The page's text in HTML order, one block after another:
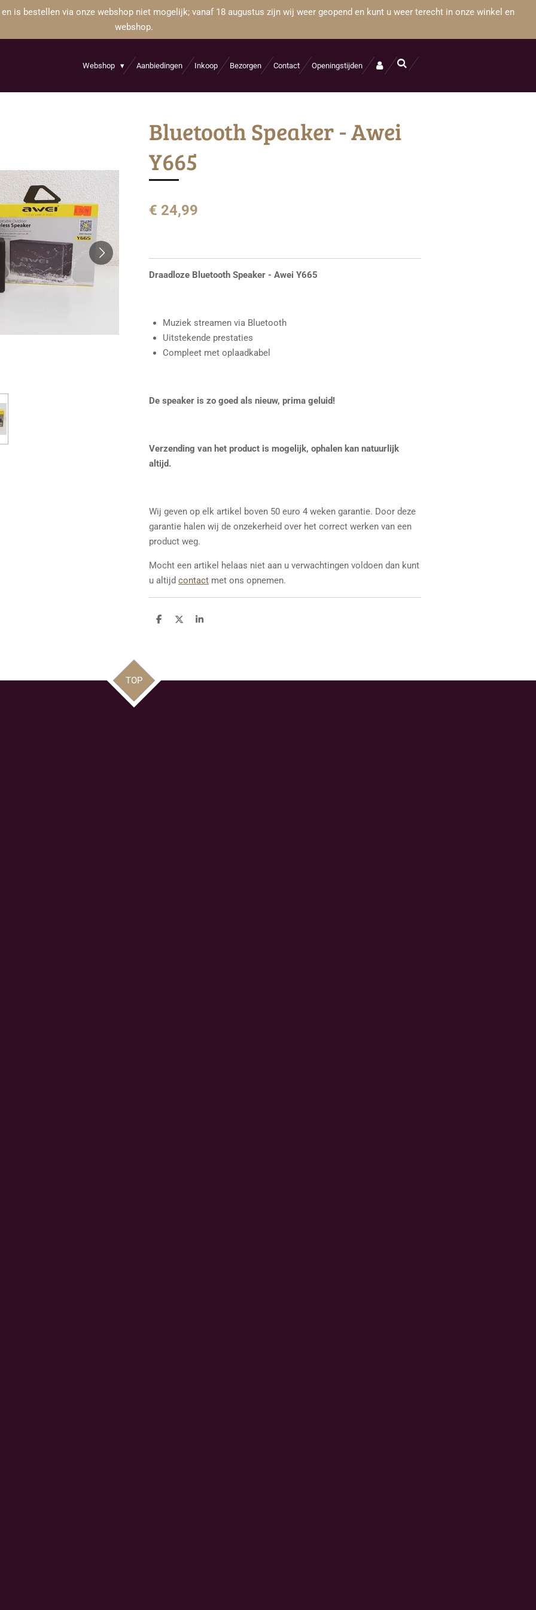
is bestellen via onze webshop niet mogelijk; vanaf 18 augustus zijn wij weer geopend en kunt u weer terecht in onze winkel en
webshop.
Webshop Aanbiedingen Inkoop Bezorgen Contact Openingstijden
Bluetooth Speaker - Awei
Y665
€ 24,99
Draadloze Bluetooth Speaker - Awei Y665
Muziek streamen via Bluetooth
Uitstekende prestaties
Compleet met oplaadkabel
De speaker is zo goed als nieuw, prima geluid!
Verzending van het product is mogelijk, ophalen kan natuurlijk
altijd.
Wij geven op elk artikel boven 50 euro 4 weken garantie. Door deze
garantie halen wij de onzekerheid over het correct werken van een
product weg.
Mocht een artikel helaas niet aan u verwachtingen voldoen dan kunt
u altijd contact met ons opnemen.
D
D
S
TOP